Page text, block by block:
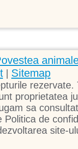
Sitemap
proprietatea
sa
de
site-